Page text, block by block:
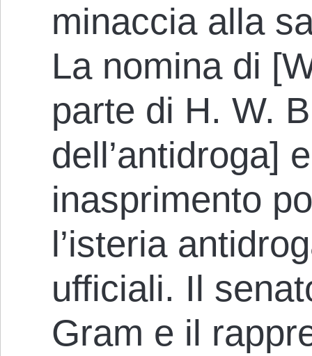
minaccia alla
La nomina di
parte di H. W.
dell’antidroga]
inasprimento
l’isteria
ufficiali. Il
Gram e il